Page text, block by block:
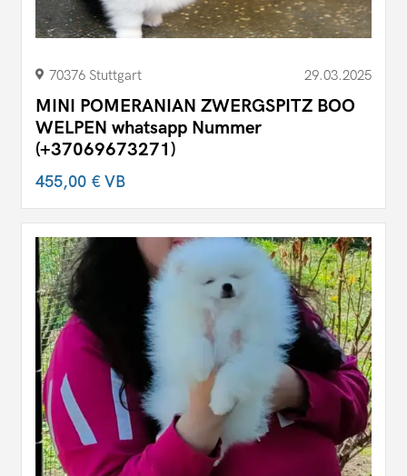
70376 Stuttgart 29.03.2025
MINI POMERANIAN ZWERGSPITZ BOO
WELPEN whatsapp Nummer
(+37069673271)
455,00 €VB